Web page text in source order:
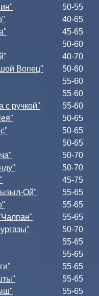
50-55
40-65
45-65
50-60
40-70
Вопец"
50-60
55-60
55-60
с ручкой"
55-60
50-65
50-65
50-65
50-70
50-70
45-75
Ой"
55-65
55-65
55-65
50-70
55-65
55-65
55-65
55-65
55-65